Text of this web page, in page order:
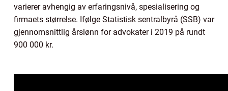
varierer avhengig av erfaringsnivå, spesialisering og
firmaets størrelse. Ifølge Statistisk sentralbyrå (SSB) var
gjennomsnittlig årslønn for advokater i 2019 på rundt
900 000 kr.